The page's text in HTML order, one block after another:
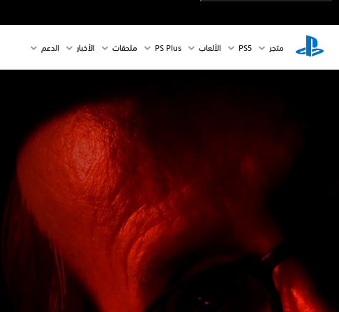
متجر PS5‏ الألعاب PS Plus ملحقات الأخبار الدعم